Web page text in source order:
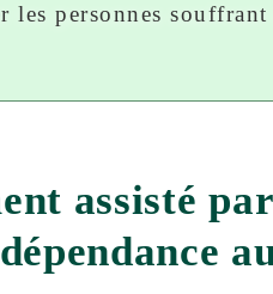
les personnes
assisté